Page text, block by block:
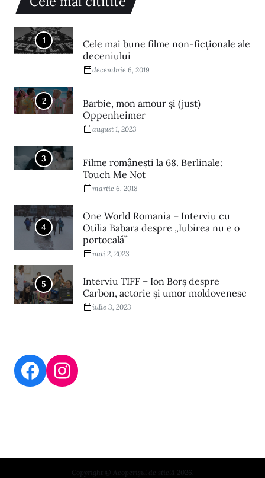
1
Cele mai bune filme non-ficționale ale
deceniului
decembrie 6, 2019
2
Barbie, mon amour și (just)
Oppenheimer
august 1, 2023
3
Filme româneşti la 68. Berlinale:
Touch Me Not
martie 6, 2018
4
One World Romania – Interviu cu
Otilia Babara despre „Iubirea nu e o
portocală”
mai 2, 2023
5
Interviu TIFF – Ion Borș despre
Carbon, actorie și umor moldovenesc
iulie 3, 2023
Copyright © Acoperișul de sticlă 2026.